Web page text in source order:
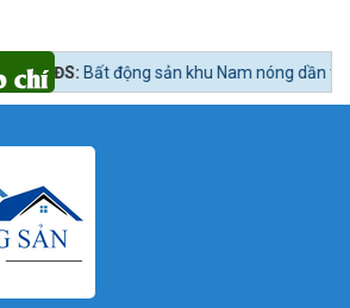
động sản khu Nam nóng dần theo lộ trình lên